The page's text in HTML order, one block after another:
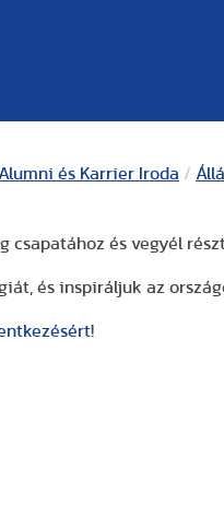
Alumni és Karrier Iroda /
csapatához és vegyél
és inspiráljuk az
!